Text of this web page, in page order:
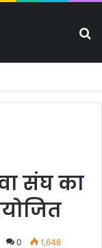
संघ का
0 1,648